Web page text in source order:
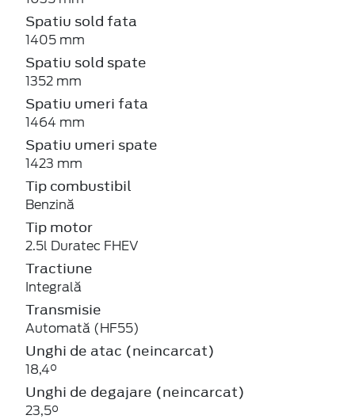
Spatiu sold fata
1405 mm
Spatiu sold spate
1352 mm
Spatiu umeri fata
1464 mm
Spatiu umeri spate
1423 mm
Tip combustibil
Benzină
Tip motor
2.5l Duratec FHEV
Tractiune
Integrală
Transmisie
Automată (HF55)
Unghi de atac (neincarcat)
18,4°
Unghi de degajare (neincarcat)
23,5°